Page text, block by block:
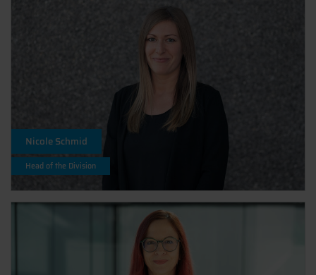
Nicole Schmid
Head of the Division